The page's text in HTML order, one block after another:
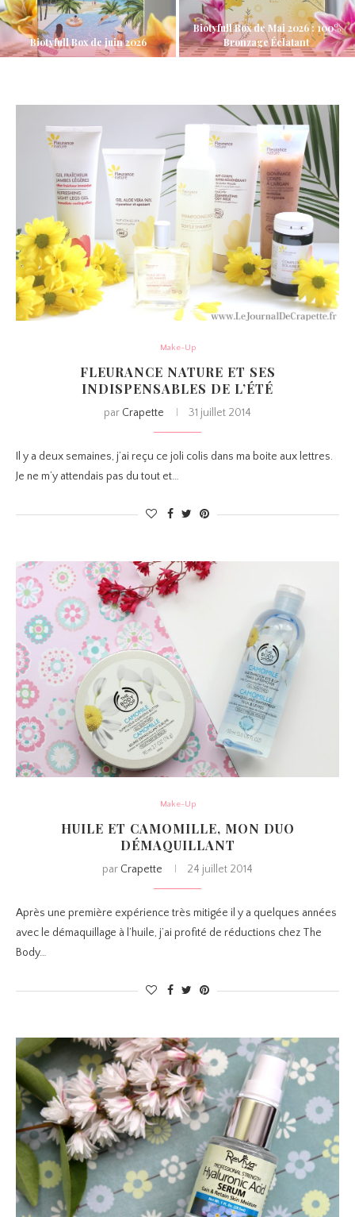
Biotyfull Box de juin 2026
Biotyfull Box de Mai 2026 : 100%
Bronzage Éclatant
Make-Up
FLEURANCE NATURE ET SES
INDISPENSABLES DE L’ÉTÉ
par Crapette 31 juillet 2014
Il y a deux semaines, j’ai reçu ce joli colis dans ma boite aux lettres.
Je ne m’y attendais pas du tout et…
Make-Up
HUILE ET CAMOMILLE, MON DUO
DÉMAQUILLANT
par Crapette 24 juillet 2014
Après une première expérience très mitigée il y a quelques années
avec le démaquillage à l’huile, j’ai profité de réductions chez The
Body…